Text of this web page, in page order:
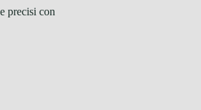
precisi con